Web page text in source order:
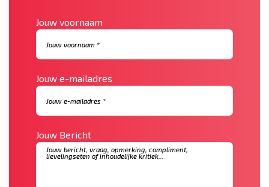
Jouw voornaam
Jouw e-mailadres
Jouw Bericht